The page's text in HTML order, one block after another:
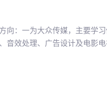
向：一为大众传媒，主要学
音效处理、广告设计及电影